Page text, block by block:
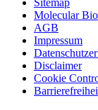
Sitemap
Molecular
AGB
Impressum
Disclaimer
Cookie